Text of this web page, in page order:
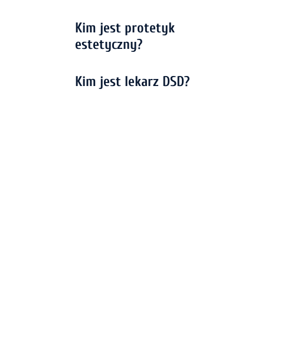
Kim jest protetyk
estetyczny?
Kim jest lekarz DSD?